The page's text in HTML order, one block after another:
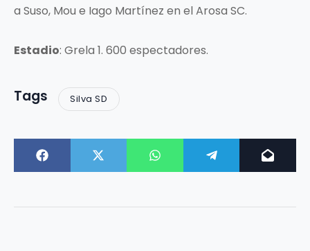
a Suso, Mou e Iago Martínez en el Arosa SC.
Estadio: Grela 1. 600 espectadores.
Tags Silva SD